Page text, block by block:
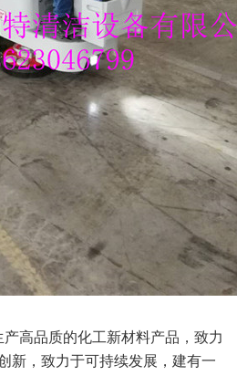
高品质的化工新材料产品，致力
新，致力于可持续发展，建有一